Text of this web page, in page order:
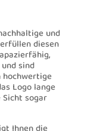
und
diesen
sind
hochwertige
Logo lange
sogar